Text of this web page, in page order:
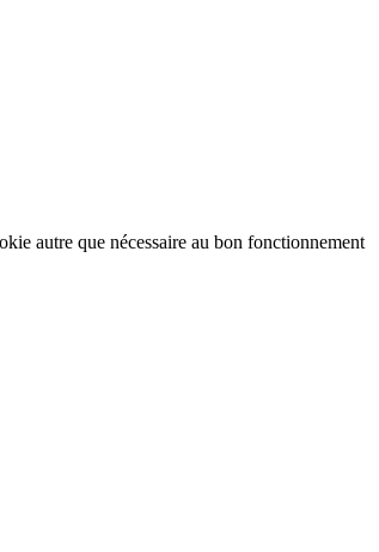
autre que nécessaire au bon fonctionnement